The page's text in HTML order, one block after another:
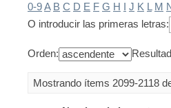
0-9A B C D E F G H I J K L M
O introducir las primeras letras:
Orden:
Mostrando ítems 2099-2118